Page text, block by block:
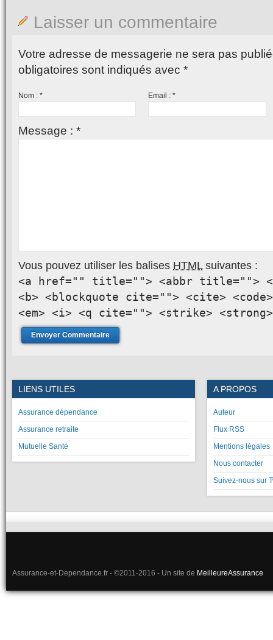
Laisser un commentaire
Votre adresse de messagerie ne sera pas
obligatoires sont indiqués avec *
Nom : * Email :*
Message : *
Vous pouvez utiliser les balises HTMLsuivantes :
<a href="" title=""> <abbr title="">
<b> <blockquote cite=""> <cite>
<em> <i> <q cite=""> <strike> <strong>
LIENS UTILES
Assurance dépendance
Assurance retraite
Mutuelle Santé
A PROPOS
Auteur
Flux RSS
Mentions légales
Nous contacter
Suivez-nous sur
Assurance-et-Dependance.fr - ©2011-2016 - Un site de MeilleureAssurance